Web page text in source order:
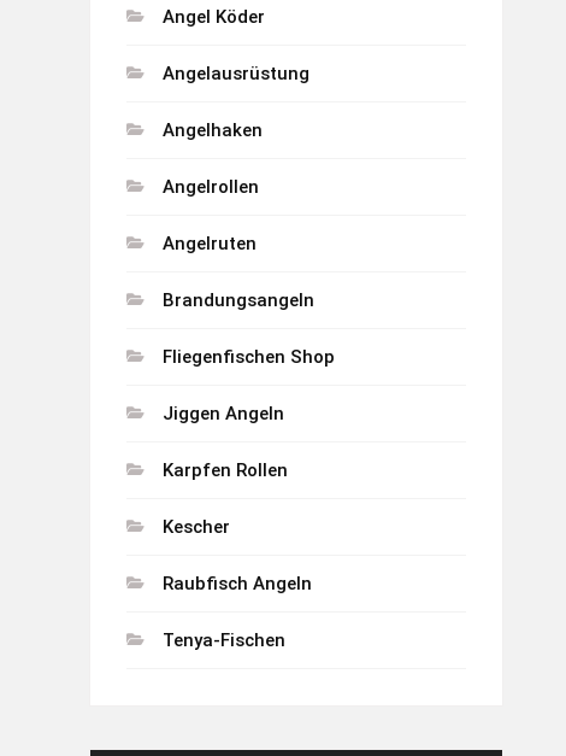
Angel Köder
Angelausrüstung
Angelhaken
Angelrollen
Angelruten
Brandungsangeln
Fliegenfischen Shop
Jiggen Angeln
Karpfen Rollen
Kescher
Raubfisch Angeln
Tenya-Fischen